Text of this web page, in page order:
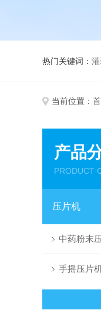
热门关键词： 灌
当前位置：
产品
PRODUCT
压片机
中药粉末
手摇压片